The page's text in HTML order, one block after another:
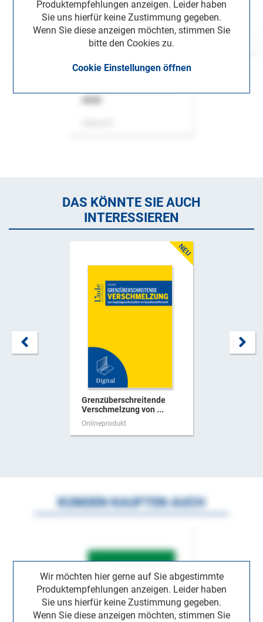
Produktempfehlungen anzeigen. Leider haben
Sie uns hierfür keine Zustimmung gegeben.
Wenn Sie diese anzeigen möchten, stimmen Sie
bitte den Cookies zu.
Cookie Einstellungen öffnen
DAS KÖNNTE SIE AUCH
INTERESSIEREN
Grenzüberschreitende
Verschmelzung von ...
Onlineprodukt
Wir möchten hier gerne auf Sie abgestimmte
Produktempfehlungen anzeigen. Leider haben
Sie uns hierfür keine Zustimmung gegeben.
Wenn Sie diese anzeigen möchten, stimmen Sie
KUNDEN KAUFTEN AUCH